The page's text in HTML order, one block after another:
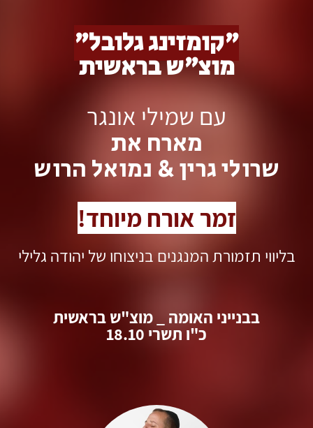
"קומזינג גלובל"
מוצ"ש בראשית
עם שמילי אונגר
מארח את
שרולי גרין & נמואל הרוש
זמר אורח מיוחד!
בליווי תזמורת המנגנים בניצוחו של יהודה גלילי
בבנייני האומה _ מוצ"ש בראשית
כ"ו תשרי 18.10